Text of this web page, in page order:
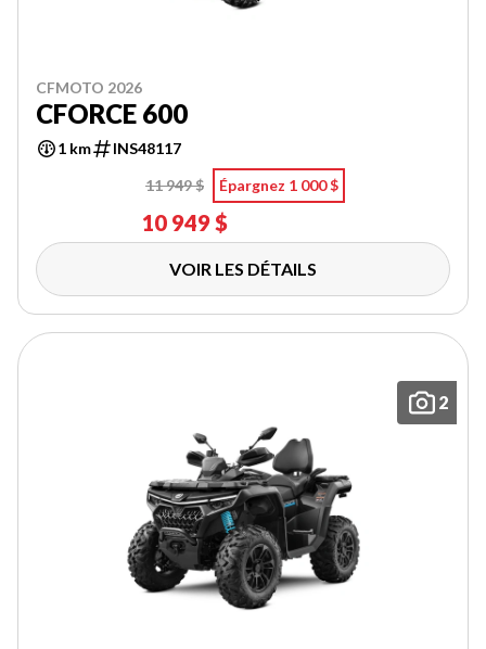
CFMOTO 2026
CFORCE 600
1 km
INS48117
11 949 $
Épargnez 1 000 $
10 949 $
VOIR LES DÉTAILS
2